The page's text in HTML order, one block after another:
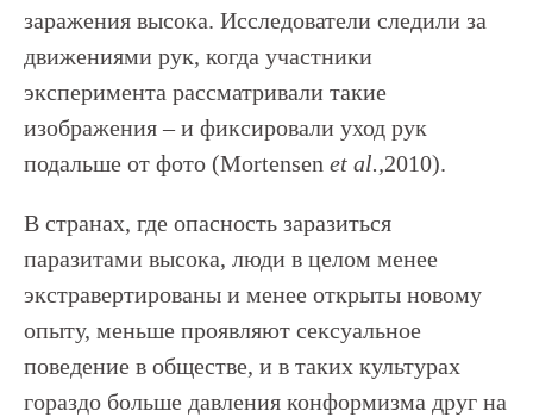
заражения высока. Исследователи следили за
движениями рук, когда участники
эксперимента рассматривали такие
изображения – и фиксировали уход рук
подальше от фото (Mortensen et al.,2010).
В странах, где опасность заразиться
паразитами высока, люди в целом менее
экстравертированы и менее открыты новому
опыту, меньше проявляют сексуальное
поведение в обществе, и в таких культурах
гораздо больше давления конформизма друг на